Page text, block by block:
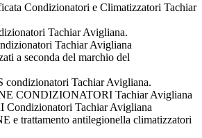
Condizionatori e Climatizzatori Tachiar
Tachiar Avigliana.
Tachiar Avigliana
a seconda del marchio del
Tachiar Avigliana.
CONDIZIONATORI Tachiar Avigliana
Tachiar Avigliana
e trattamento antilegionella climatizzatori